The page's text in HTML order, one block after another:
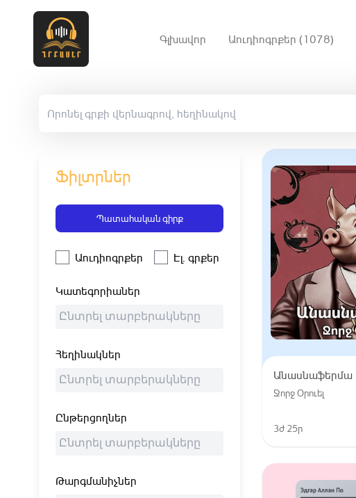
Գլխավոր Աուդիոգրքեր (1078)
Ֆիլտրներ
Պատահական գիրք
Աուդիոգրքեր Էլ. գրքեր
Կատեգորիաներ
Հեղինակներ
Ընթերցողներ
Թարգմանիչներ
Անասնաֆերմա
Ջորջ Օրուել
3ժ 25ր